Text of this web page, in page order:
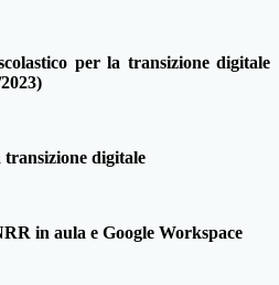
per la transizione digitale
digitale
in aula e Google Workspace